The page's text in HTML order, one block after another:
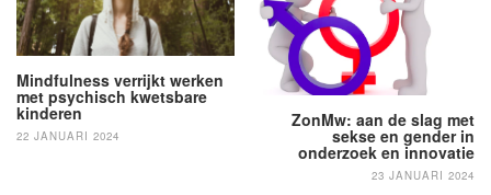
ZonMw: aan de slag met
sekse en gender in
onderzoek en innovatie
23 JANUARI 2024
Mindfulness verrijkt werken
met psychisch kwetsbare
kinderen
22 JANUARI 2024